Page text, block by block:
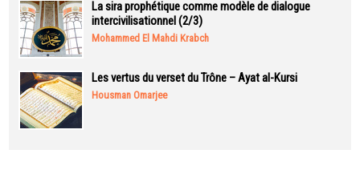
La sira prophétique comme modèle de dialogue
intercivilisationnel (2/3)
Mohammed El Mahdi Krabch
Les vertus du verset du Trône – Ayat al-Kursi
Housman Omarjee